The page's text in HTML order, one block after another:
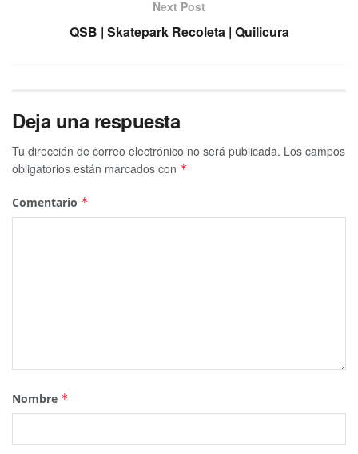
Next Post
QSB | Skatepark Recoleta | Quilicura
Deja una respuesta
Tu dirección de correo electrónico no será publicada. Los campos
obligatorios están marcados con *
Comentario *
Nombre *